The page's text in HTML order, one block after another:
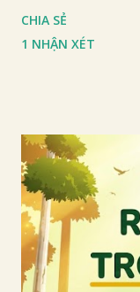
CHIA SẺ
1 NHẬN XÉT